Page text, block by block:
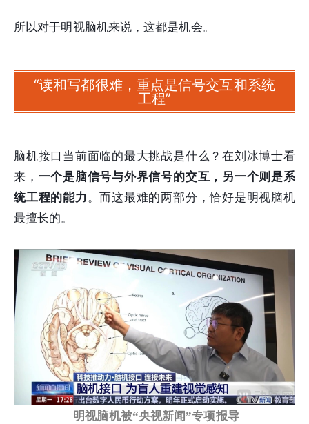
所以对于明视脑机来说，这都是机会。
“读和写都很难，重点是信号交互和系统
工程”
脑机接口当前面临的最大挑战是什么？在刘冰博士看
来， 一个是脑信号与外界信号的交互，另一个则是系
统工程的能力 。而这最难的两部分，恰好是明视脑机
最擅长的。
明视脑机被“央视新闻”专项报导